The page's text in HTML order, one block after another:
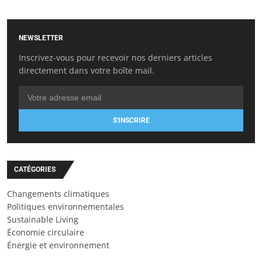
NEWSLETTER
Inscrivez-vous pour recevoir nos derniers articles
directement dans votre boîte mail.
S'INSCRIRE
CATÉGORIES
Changements climatiques
Politiques environnementales
Sustainable Living
Économie circulaire
Énergie et environnement